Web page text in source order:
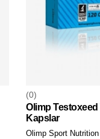
0
Olimp
Kapslar
Olimp Sport Nutrition